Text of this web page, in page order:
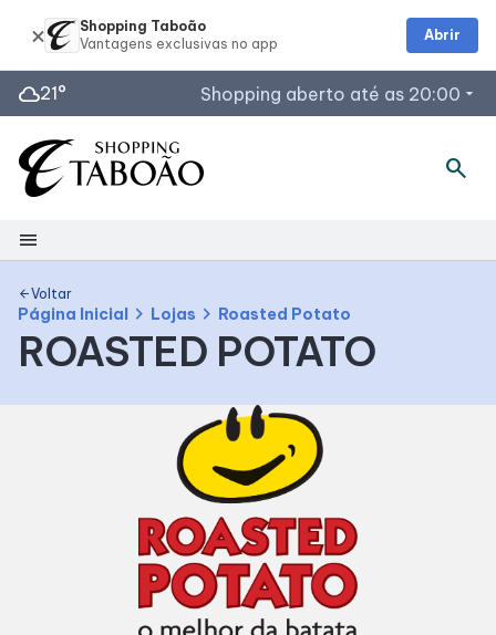
cloud21° Shopping aberto até as 20:00 arrow_drop_down
Horários de Funcionamento
Lojas
Acessar todos os horários
search
menu
Shopping
Mapa interno
Facilidades
Entretenimento
arrow_backVoltar
Página Inicial chevron_right Lojas chevron_right Roasted Potato
ROASTED POTATO
Shopping Taboão
Abrir